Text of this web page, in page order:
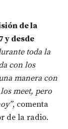
de la
y desde
toda la
con los
manera con
meet, pero
, comenta
de la radio.